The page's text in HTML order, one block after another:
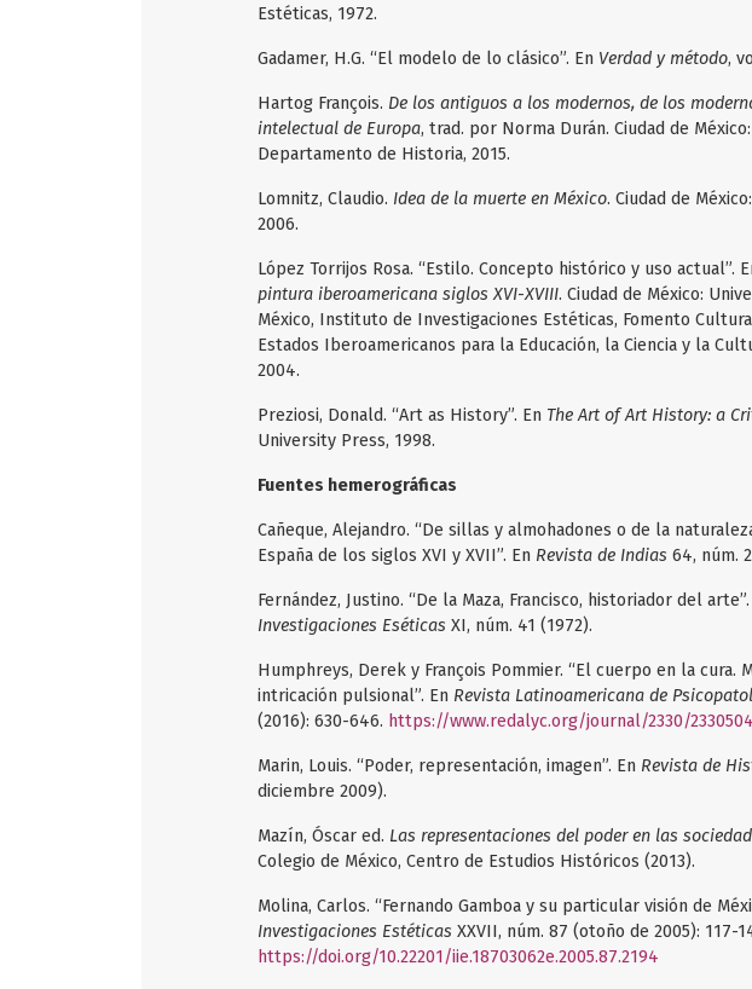
Estéticas, 1972.
Gadamer, H.G. “El modelo de lo clásico”. En Verdad y método,
Hartog François. De los antiguos a los modernos, de los
intelectual de Europa, trad. por Norma Durán. Ciudad de
Departamento de Historia, 2015.
Lomnitz, Claudio. Idea de la muerte en México. Ciudad de
2006.
López Torrijos Rosa. “Estilo. Concepto histórico y uso actual”.
pintura iberoamericana siglos XVI-XVIII. Ciudad de México:
México, Instituto de Investigaciones Estéticas, Fomento
Estados Iberoamericanos para la Educación, la Ciencia y la
2004.
Preziosi, Donald. “Art as History”. En The Art of Art History: a
University Press, 1998.
Fuentes hemerográficas
Cañeque, Alejandro. “De sillas y almohadones o de la
España de los siglos XVI y XVII”. En Revista de Indias 64, núm.
Fernández, Justino. “De la Maza, Francisco, historiador del
Investigaciones Eséticas XI, núm. 41 (1972).
Humphreys, Derek y François Pommier. “El cuerpo en la cura.
intricación pulsional”. En Revista Latinoamericana de
(2016): 630-646. https://www.redalyc.org/journal/2330/
Marin, Louis. “Poder, representación, imagen”. En Revista de
diciembre 2009).
Mazín, Óscar ed. Las representaciones del poder en las
Colegio de México, Centro de Estudios Históricos (2013).
Molina, Carlos. “Fernando Gamboa y su particular visión de
Investigaciones Estéticas XXVII, núm. 87 (otoño de 2005): 117-
https://doi.org/10.22201/iie.18703062e.2005.87.2194